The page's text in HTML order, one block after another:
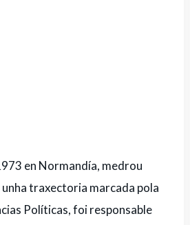
en Normandía, medrou
traxectoria marcada pola
Políticas, foi responsable